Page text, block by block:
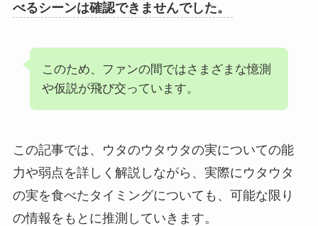
べるシーンは確認できませんでした。
このため、ファンの間ではさまざまな憶測
や仮説が飛び交っています。
この記事では、ウタのウタウタの実についての能
力や弱点を詳しく解説しながら、実際にウタウタ
の実を食べたタイミングについても、可能な限り
の情報をもとに推測していきます。